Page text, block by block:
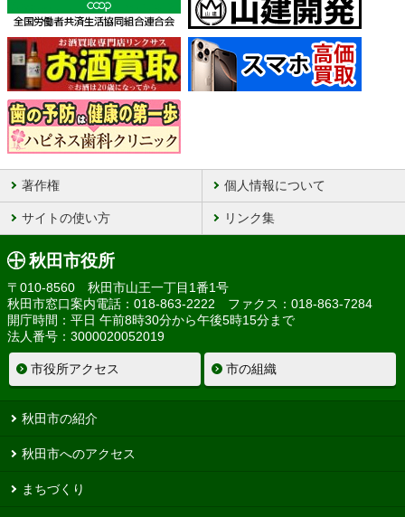
著作権 個人情報について
サイトの使い方 リンク集
秋田市役所
〒010-8560 秋田市山王一丁目1番1号
秋田市窓口案内電話：018-863-2222 ファクス：018-863-7284
開庁時間：平日 午前8時30分から午後5時15分まで
法人番号：3000020052019
市役所アクセス 市の組織
秋田市の紹介
秋田市へのアクセス
まちづくり